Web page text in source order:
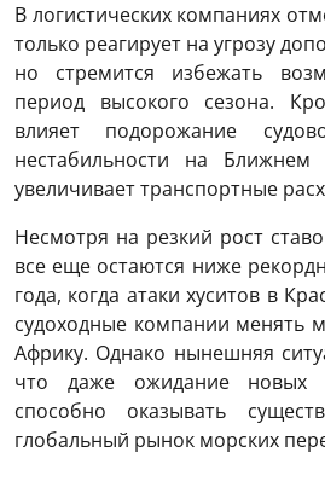
В логистических компаниях
только реагирует на угрозу
но стремится избежать
период высокого сезона.
влияет подорожание
нестабильности на Ближнем
увеличивает транспортные
Несмотря на резкий рост
все еще остаются ниже
года, когда атаки хуситов в
судоходные компании менять
Африку. Однако нынешняя
что даже ожидание новых
способно оказывать
глобальный рынок морских